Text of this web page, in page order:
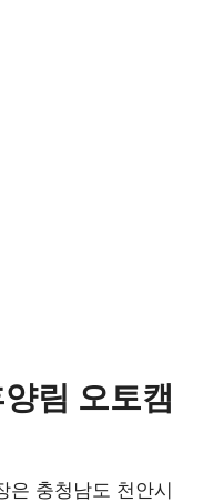
림 오토캠
은 충청남도 천안시